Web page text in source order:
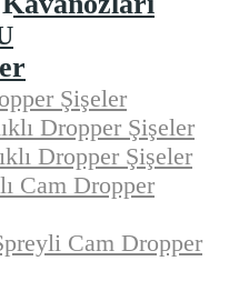
Şişeler
Dropper Şişeler
Dropper Şişeler
Cam Dropper
Cam Dropper